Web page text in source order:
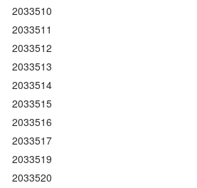
2033510
2033511
2033512
2033513
2033514
2033515
2033516
2033517
2033519
2033520